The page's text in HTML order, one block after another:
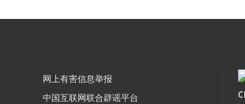
网上有害信息举报
中国互联网联合辟谣平台